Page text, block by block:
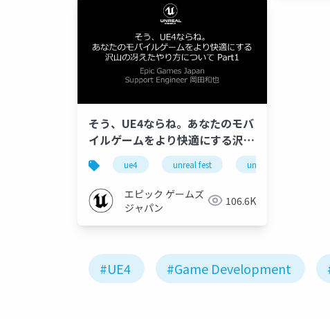
そう、UE4ならね。あなたのモバ
イルゲームをより快適にする沢山
の冴えたやり方について Part 1
<Shader Compile, PSO Cache
編>【UNREAL FEST EAST
2019】
ue4 unreal fest unreal fest east 2019
エピック ゲームズ
ジャパン
106.6K
#UE4 #Game Development